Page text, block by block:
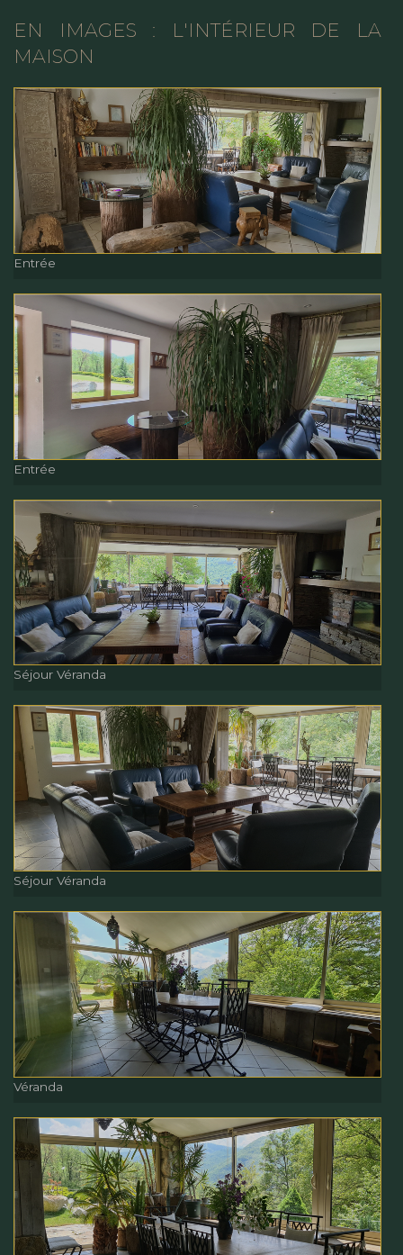
EN IMAGES : L'INTÉRIEUR DE LA
MAISON
Entrée
Entrée
Entrée
Entrée
Séjour Véranda
Séjour Véranda
Séjour Véranda
Séjour Véranda
Véranda
Véranda